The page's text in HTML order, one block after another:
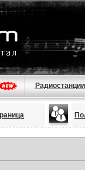
Радиостанции